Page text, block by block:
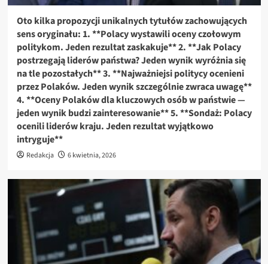
Oto kilka propozycji unikalnych tytułów zachowujących
sens oryginału: 1. **Polacy wystawili oceny czołowym
politykom. Jeden rezultat zaskakuje** 2. **Jak Polacy
postrzegają liderów państwa? Jeden wynik wyróżnia się
na tle pozostałych** 3. **Najważniejsi politycy ocenieni
przez Polaków. Jeden wynik szczególnie zwraca uwagę**
4. **Oceny Polaków dla kluczowych osób w państwie —
jeden wynik budzi zainteresowanie** 5. **Sondaż: Polacy
ocenili liderów kraju. Jeden rezultat wyjątkowo
intryguje**
Redakcja 6 kwietnia, 2026